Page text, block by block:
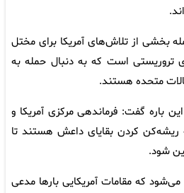
بخشی از تلاش‌های آمریکا برای مختل
تروریستی است که به دنبال حمله به
متحده هستند.
باره گفت: فرماندهی مرکزی آمریکا و
کردن بقایای داعش هستند تا
شود.
که مقامات آمریکایی بارها مدعی